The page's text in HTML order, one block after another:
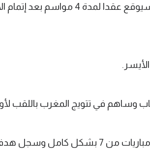
وأوضحت التقارير ذاتها أن زهواني سيوقع
وساهم في تتويج المغرب باللقب
وفي مونديال الشباب شارك في 6 مباريات من 7